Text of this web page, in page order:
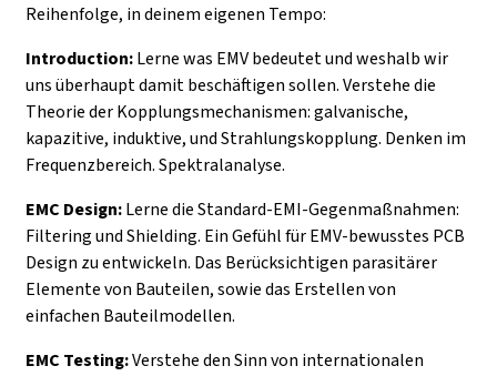
Reihenfolge, in deinem eigenen Tempo:
Introduction:Lerne was EMV bedeutet und weshalb wir
uns überhaupt damit beschäftigen sollen. Verstehe die
Theorie der Kopplungsmechanismen: galvanische,
kapazitive, induktive, und Strahlungskopplung. Denken im
Frequenzbereich. Spektralanalyse.
EMC Design:Lerne die Standard-EMI-Gegenmaßnahmen:
Filtering und Shielding. Ein Gefühl für EMV-bewusstes PCB
Design zu entwickeln. Das Berücksichtigen parasitärer
Elemente von Bauteilen, sowie das Erstellen von
einfachen Bauteilmodellen.
EMC Testing:Verstehe den Sinn von internationalen